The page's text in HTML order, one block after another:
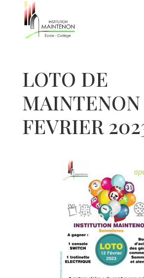
LOTO DE
MAINTENON
FEVRIER